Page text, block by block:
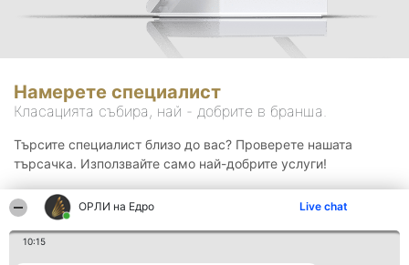
ОРЛИ на Едро Live chat
10:15
Намерете специалист
Класацията събира, най - добрите в бранша.
Търсите специалист близо до вас? Проверете нашата
търсачка. Използвайте само най-добрите услуги!